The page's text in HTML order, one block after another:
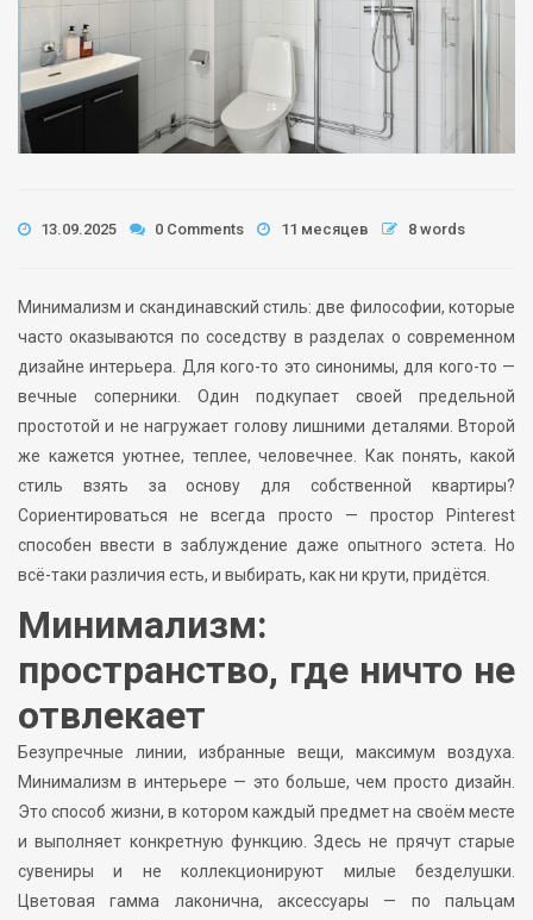
13.09.2025 0 Comments 11 месяцев 8 words
Минимализм и скандинавский стиль: две философии, которые
часто оказываются по соседству в разделах о современном
дизайне интерьера. Для кого-то это синонимы, для кого-то —
вечные соперники. Один подкупает своей предельной
простотой и не нагружает голову лишними деталями. Второй
же кажется уютнее, теплее, человечнее. Как понять, какой
стиль взять за основу для собственной квартиры?
Сориентироваться не всегда просто — простор Pinterest
способен ввести в заблуждение даже опытного эстета. Но
всё-таки различия есть, и выбирать, как ни крути, придётся.
Минимализм:
пространство, где ничто не
отвлекает
Безупречные линии, избранные вещи, максимум воздуха.
Минимализм в интерьере — это больше, чем просто дизайн.
Это способ жизни, в котором каждый предмет на своём месте
и выполняет конкретную функцию. Здесь не прячут старые
сувениры и не коллекционируют милые безделушки.
Цветовая гамма лаконична, аксессуары — по пальцам